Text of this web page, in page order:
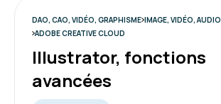
DAO, CAO, VIDÉO, GRAPHISME IMAGE, VIDÉO, AUDIO
ADOBE CREATIVE CLOUD
Illustrator, fonctions
avancées